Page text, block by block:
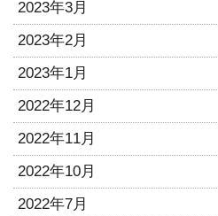
2023年3月
2023年2月
2023年1月
2022年12月
2022年11月
2022年10月
2022年7月